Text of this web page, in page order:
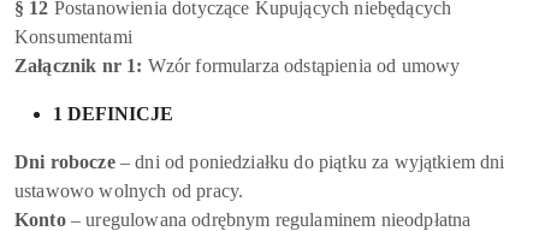
§ 12 Postanowienia dotyczące Kupujących niebędących
Konsumentami
Załącznik nr 1: Wzór formularza odstąpienia od umowy
1 DEFINICJE
Dni robocze– dni od poniedziałku do piątku za wyjątkiem dni
ustawowo wolnych od pracy.
Konto– uregulowana odrębnym regulaminem nieodpłatna